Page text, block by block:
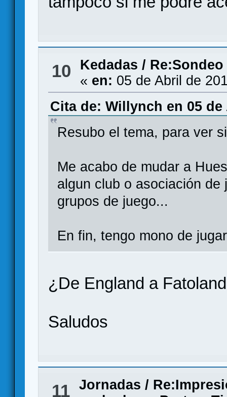
10 Kedadas /
« en: 05 de Abril de
Cita de: Willynch en 05
Resubo el tema, para ver
Me acabo de mudar a
algun club o asociación
grupos de juego...
En fin, tengo mono de
¿De England a
Saludos
11 Jornadas /